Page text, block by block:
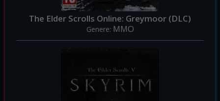
The Elder Scrolls Online: Greymoor (DLC)
Genere: MMO